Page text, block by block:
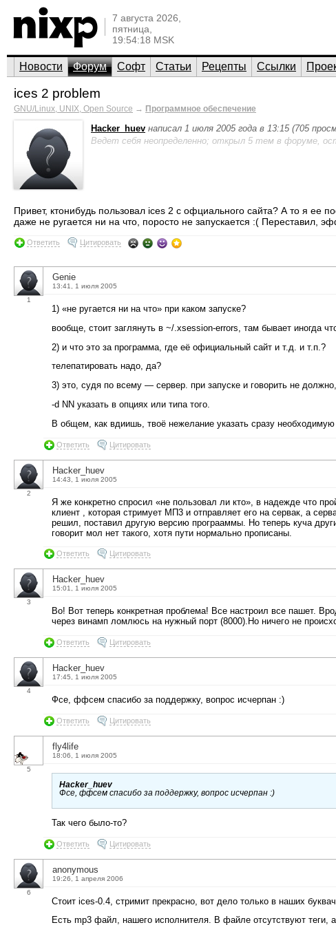
7 августа 2026,
пятница,
19:54:18 MSK
Новости Форум Софт Статьи Рецепты Ссылки
ices 2 problem
GNU/Linux, UNIX, Open Source → Программное обеспечение
Hacker_huev написал 1 июля 2005 года в 13:15 (705
Ведет себя неопределенно; открыл 5 тем в форуме,
Привет, ктонибудь пользовал ices 2 с офциального сайта? А то я ее
даже не ругается ни на что, поросто не запускается :( Переставил,
Ответить Цитировать
1
Genie
13:41, 1 июля 2005
1) «не ругается ни на что» при каком запуске?
вообще, стоит заглянуть в ~/.xsession-errors, там бывает иногда
2) и что это за программа, где её официальный сайт и т.д. и т.п.?
телепатировать надо, да?
3) это, судя по всему — сервер. при запуске и говорить не
-d NN указать в опциях или типа того.
В общем, как вдиишь, твоё нежелание указать сразу
Ответить Цитировать
2
Hacker_huev
14:43, 1 июля 2005
Я же конкретно спросил «не пользовал ли кто», в надежде что
клиент , которая стримует МП3 и отправляет его на сервак, а
решил, поставил другую версию програаммы. Но теперь куча
говорит мол нет такого, хотя пути нормально прописаны.
Ответить Цитировать
3
Hacker_huev
15:01, 1 июля 2005
Во! Вот теперь конкретная проблема! Все настроил все пашет.
через винамп ломлюсь на нужный порт (8000).Но ничего не
Ответить Цитировать
4
Hacker_huev
17:45, 1 июля 2005
Фсе, ффсем спасибо за поддержку, вопрос исчерпан :)
Ответить Цитировать
5
fly4life
18:06, 1 июля 2005
Hacker_huev
Фсе, ффсем спасибо за поддержку, вопрос исчерпан :)
Так чего было-то?
Ответить Цитировать
6
anonymous
19:26, 1 апреля 2006
Стоит ices-0.4, стримит прекрасно, вот дело только в наших
Есть mp3 файл, нашего исполнителя. В файле отсутствуют теги,